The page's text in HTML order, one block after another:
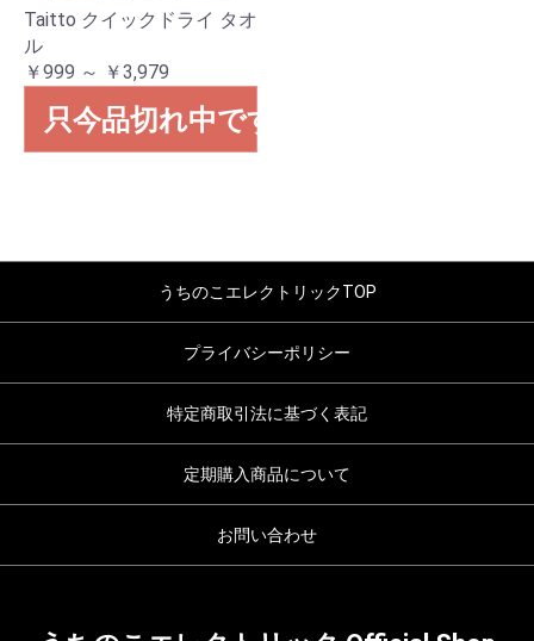
Taitto クイックドライ タオ
ル
￥999 ～ ￥3,979
只今品切れ中です
うちのこエレクトリックTOP
プライバシーポリシー
特定商取引法に基づく表記
定期購入商品について
お問い合わせ